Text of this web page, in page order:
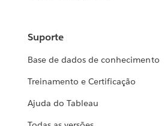
Suporte
Base de dados de conhecimento
Treinamento e Certificação
Ajuda do Tableau